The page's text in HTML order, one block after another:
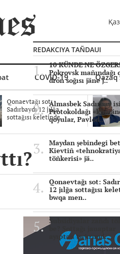
COVID-19 Qazaq
Qonaevtağı sot:
Sadırbaydı 12 jılğa
sottağısı keletinde..
REDAKCIYA TAÑDAUI
10 KÜNDE NE
Pokrovsk mañındağı
dron soğısı jäne j..
Almasbek Sadırbay
Protokoldağı
qoyular, Pavlod..
Maydan şebindegi
Kievtiñ
töñkerisi» jä..
Qonaevtağı sot:
12 jılğa sottağısı
bwqa men..
Subsidiyalar zañdı
ayıptau twjırımd..